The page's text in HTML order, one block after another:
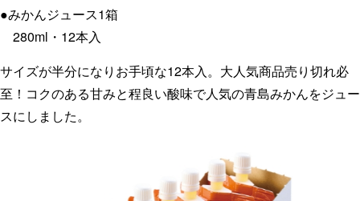
●みかんジュース1箱
280ml・12本入
サイズが半分になりお手頃な12本入。大人気商品売り切れ必
至！コクのある甘みと程良い酸味で人気の青島みかんをジュー
スにしました。